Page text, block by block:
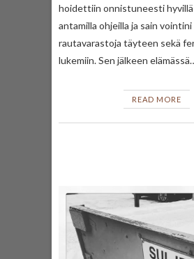
hoidettiin onnistuneesti hyvillä
antamilla ohjeilla ja sain vointini
rautavarastoja täyteen sekä
lukemiin. Sen jälkeen
READ MORE